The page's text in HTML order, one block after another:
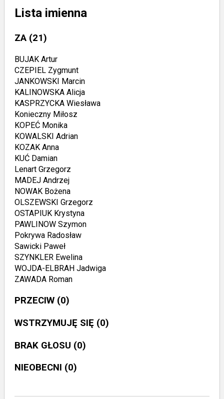
Lista imienna
ZA (21)
BUJAK Artur
CZEPIEL Zygmunt
JANKOWSKI Marcin
KALINOWSKA Alicja
KASPRZYCKA Wiesława
Konieczny Miłosz
KOPEĆ Monika
KOWALSKI Adrian
KOZAK Anna
KUĆ Damian
Lenart Grzegorz
MADEJ Andrzej
NOWAK Bożena
OLSZEWSKI Grzegorz
OSTAPIUK Krystyna
PAWLINOW Szymon
Pokrywa Radosław
Sawicki Paweł
SZYNKLER Ewelina
WOJDA-ELBRAH Jadwiga
ZAWADA Roman
PRZECIW (0)
WSTRZYMUJĘ SIĘ (0)
BRAK GŁOSU (0)
NIEOBECNI (0)